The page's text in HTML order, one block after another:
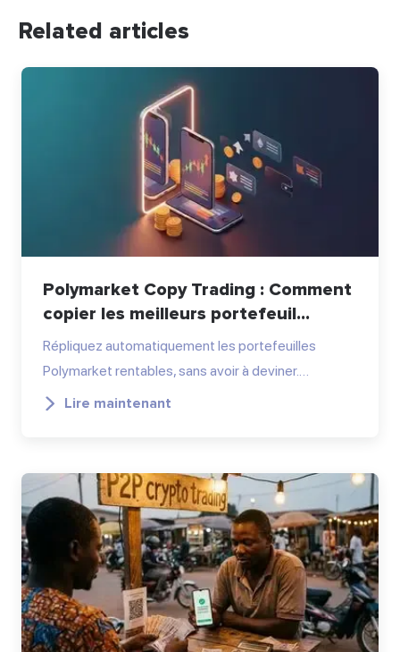
Related articles
Polymarket Copy Trading : Comment
copier les meilleurs portefeuil...
Répliquez automatiquement les portefeuilles
Polymarket rentables, sans avoir à deviner.…
Lire maintenant